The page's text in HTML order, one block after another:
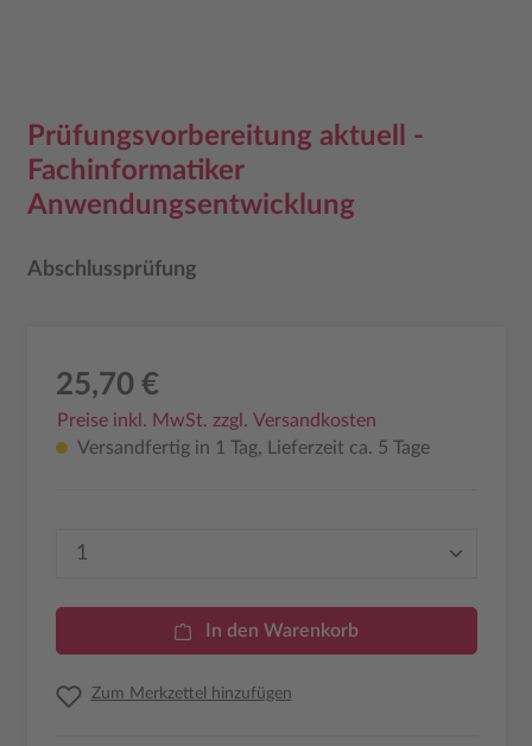
Prüfungsvorbereitung aktuell -
Fachinformatiker
Anwendungsentwicklung
Abschlussprüfung
25,70 €
Preise inkl. MwSt. zzgl. Versandkosten
Versandfertig in 1 Tag, Lieferzeit ca. 5 Tage
Produkt Anzahl: Gib den gewünschten
In den Warenkorb
Zum Merkzettel hinzufügen